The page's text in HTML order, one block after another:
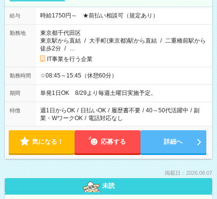
給与 時給1750円～ ★前払い相談可（規定あり）
勤務地
東京都千代田区
東京駅から直結 / 大手町(東京都)駅から直結 / 二重橋前駅から
徒歩2分 / …
IT事業を行う企業
勤務時間 ☆08:45～15:45（休憩60分）
期間 単発1日OK 8/29より毎週土曜日実施予定。
特徴 週1日からOK / 日払いOK / 履歴書不要 / 40～50代活躍中 / 副
業・WワークOK / 電話対応なし
気になる！ 応募する 詳細へ
掲載日：2026.08.07
未読